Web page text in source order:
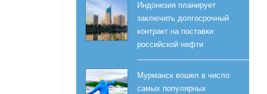
Индонезия планирует
заключить долгосрочный
контракт на поставки
российской нефти
Мурманск вошел в число
самых популярных